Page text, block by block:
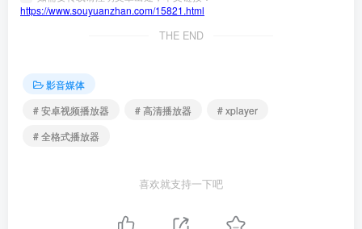
https://www.souyuanzhan.com/15821.html
THE END
影音媒体
# 安卓视频播放器
# 高清播放器
# xplayer
# 全格式播放器
喜欢就支持一下吧